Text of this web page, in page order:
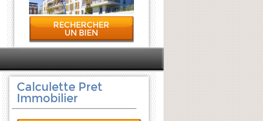
RECHERCHER
UN BIEN
Calculette Pret
Immobilier